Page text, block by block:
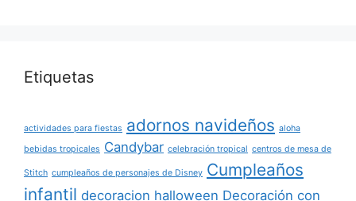
Etiquetas
actividades para fiestas adornos navideños aloha
bebidas tropicales Candybar celebración tropical centros de mesa de
Stitch cumpleaños de personajes de Disney Cumpleaños
infantil decoracion halloween Decoración con